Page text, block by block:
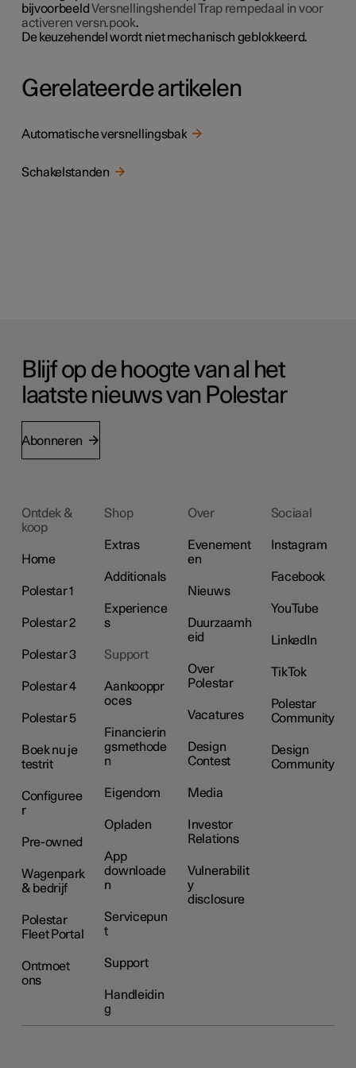
bijvoorbeeld Versnellingshendel Trap rempedaal in voor
activeren versn.pook.
De keuzehendel wordt niet mechanisch geblokkeerd.
Gerelateerde artikelen
Automatische versnellingsbak
Schakelstanden
Blijf op de hoogte van al het
laatste nieuws van Polestar
Abonneren
Ontdek &
koop
Home
Polestar 1
Polestar 2
Polestar 3
Polestar 4
Polestar 5
Boek nu je
testrit
Configuree
r
Pre-owned
Wagenpark
& bedrijf
Polestar
Fleet Portal
Ontmoet
ons
Shop
Extras
Additionals
Experience
s
Support
Aankooppr
oces
Financierin
gsmethode
n
Eigendom
Opladen
App
downloade
n
Servicepun
t
Support
Handleidin
g
Over
Evenement
en
Nieuws
Duurzaamh
eid
Over
Polestar
Vacatures
Design
Contest
Media
Investor
Relations
Vulnerabilit
y
disclosure
Sociaal
Instagram
Facebook
YouTube
LinkedIn
TikTok
Polestar
Community
Design
Community